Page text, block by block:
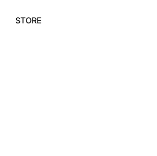
STORE